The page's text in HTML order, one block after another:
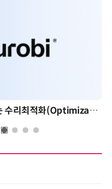
AI 시대의 의사결정을 바꾸는 수리최적화(Optimization): 실제 산업 적용 사례와 활용 전략